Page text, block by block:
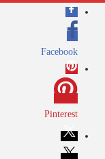
Facebook
Pinterest